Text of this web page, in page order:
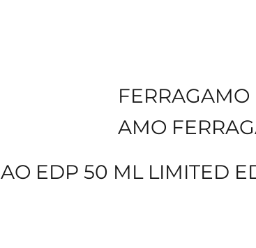
FERRAGAMO
AMO
AO EDP 50 ML LIMITED